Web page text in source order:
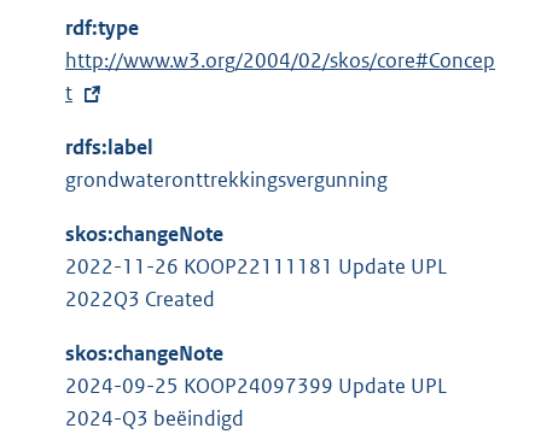
n
k
:
e
l
n
k
e
r
n
n
k
:
rdf:type
E
x
e
r
n
e
l
n
k
:
http://www.w3.org/2004/02/skos/core#Concep
t
rdfs:label
grondwateronttrekkingsvergunning
skos:changeNote
2022-11-26 KOOP22111181 Update UPL
2022Q3 Created
skos:changeNote
2024-09-25 KOOP24097399 Update UPL
2024-Q3 beëindigd